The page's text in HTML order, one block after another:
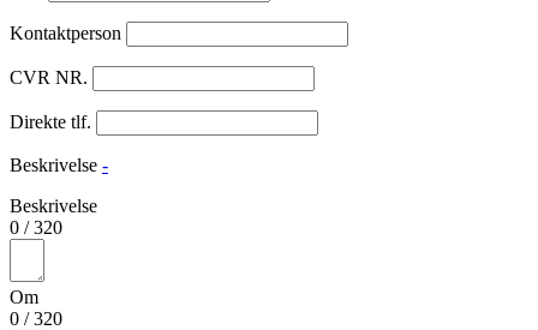
Kontaktperson
CVR NR.
Direkte tlf.
Beskrivelse -
Beskrivelse
0 /320
Om
0 /320